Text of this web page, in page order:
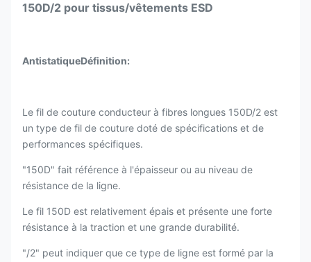
150D/2 pour tissus/vêtements ESD
AntistatiqueDéfinition:
Le fil de couture conducteur à fibres longues 150D/2 est
un type de fil de couture doté de spécifications et de
performances spécifiques.
"150D" fait référence à l'épaisseur ou au niveau de
résistance de la ligne.
Le fil 150D est relativement épais et présente une forte
résistance à la traction et une grande durabilité.
"/2" peut indiquer que ce type de ligne est formé par la